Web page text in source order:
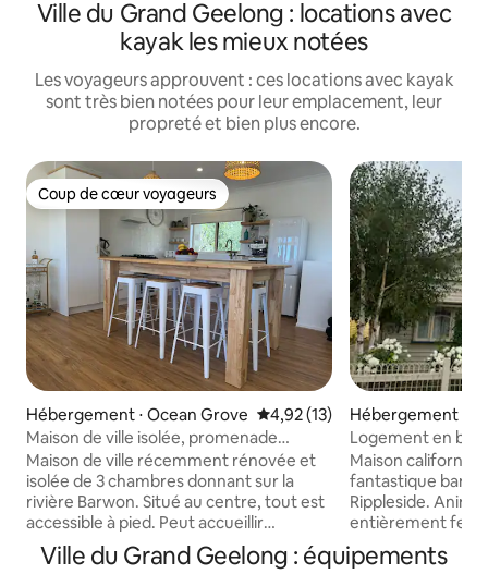
Ville du Grand Geelong : locations avec
kayak les mieux notées
Les voyageurs approuvent : ces locations avec kayak
sont très bien notées pour leur emplacement, leur
propreté et bien plus encore.
Coup de cœur voyageurs
Coup de cœur voyageurs
Hébergement ⋅ Ocean Grove Évaluation moyenne sur la
4,92 (13)
Maison de ville isolée, promenade
partout, peut accueillir 10 personnes
Maison de ville récemment rénovée et
isolée de 3 chambres donnant sur la
rivière Barwon. Situé au centre, tout est
accessible à pied. Peut accueillir
confortablement 8 personnes (jusqu'à
10). Séjour ouvert généreux avec un
Hébergement ⋅
Logement en
Maison
fantastique
Rippleside.
entièrement
ou au quartier
Ville du Grand Geelong : équipements